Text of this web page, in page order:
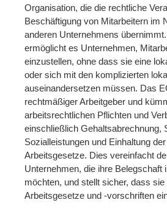
Organisation, die die rechtliche
Beschäftigung von Mitarbeitern im
anderen Unternehmens
ermöglicht es Unternehmen,
einzustellen, ohne dass sie eine
oder sich mit den komplizierten
auseinandersetzen müssen. Das
rechtmäßiger Arbeitgeber und
arbeitsrechtlichen Pflichten und
einschließlich Gehaltsabrechnung,
Sozialleistungen und Einhaltung
Arbeitsgesetze. Dies vereinfacht
Unternehmen, die ihre Belegschaft
möchten, und stellt sicher, dass sie
Arbeitsgesetze und -vorschriften